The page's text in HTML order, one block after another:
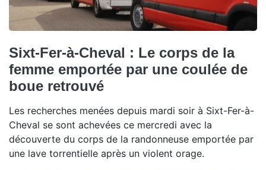
Sixt-Fer-à-Cheval : Le corps de la
femme emportée par une coulée de
boue retrouvé
Les recherches menées depuis mardi soir à Sixt-Fer-à-
Cheval se sont achevées ce mercredi avec la
découverte du corps de la randonneuse emportée par
une lave torrentielle après un violent orage.